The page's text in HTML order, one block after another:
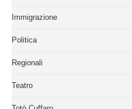
Immigrazione
Politica
Regionali
Teatro